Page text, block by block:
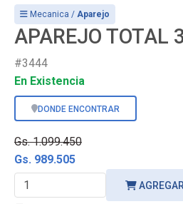
Mecanica / Aparejo
APAREJO TOTAL
#3444
En Existencia
DONDE ENCONTRAR
Gs. 1.099.450
Gs. 989.505